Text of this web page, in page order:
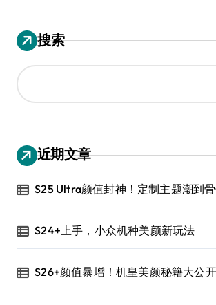
搜索
近期文章
S25 Ultra颜值封神！定制主题潮到
S24+上手，小众机种美颜新玩法
S26+颜值暴增！机皇美颜秘籍大公开